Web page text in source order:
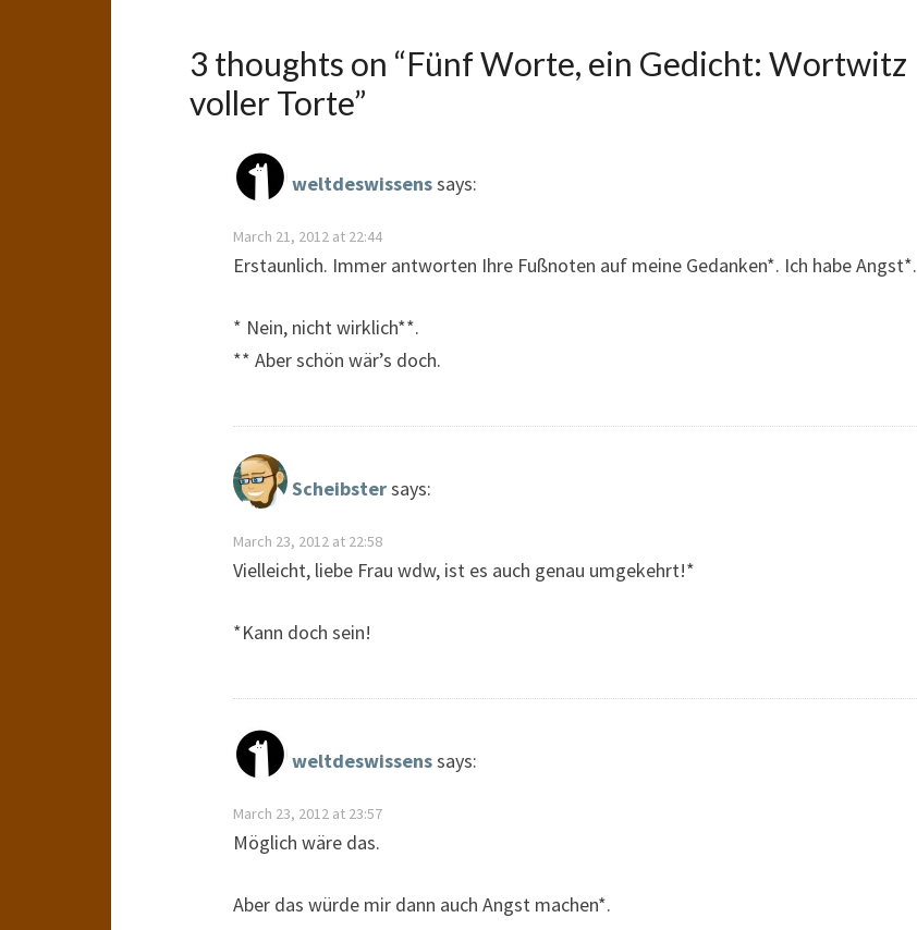
3 thoughts on “Fünf Worte, ein Gedicht: Wortwitz
voller Torte”
weltdeswissenssays:
March 21, 2012 at 22:44
Erstaunlich. Immer antworten Ihre Fußnoten auf meine Gedanken*. Ich habe Angst*.
* Nein, nicht wirklich**.
** Aber schön wär’s doch.
Scheibstersays:
March 23, 2012 at 22:58
Vielleicht, liebe Frau wdw, ist es auch genau umgekehrt!*
*Kann doch sein!
weltdeswissenssays:
March 23, 2012 at 23:57
Möglich wäre das.
Aber das würde mir dann auch Angst machen*.